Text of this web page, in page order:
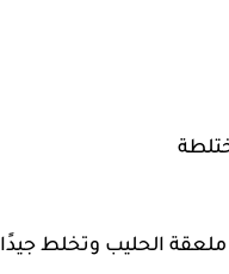
الحليب وتخلط جيدًا